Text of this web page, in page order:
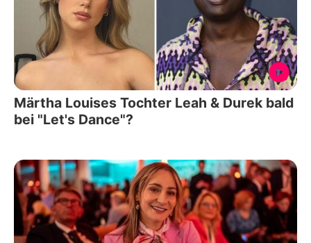
Märtha Louises Tochter Leah & Durek bald
bei "Let's Dance"?